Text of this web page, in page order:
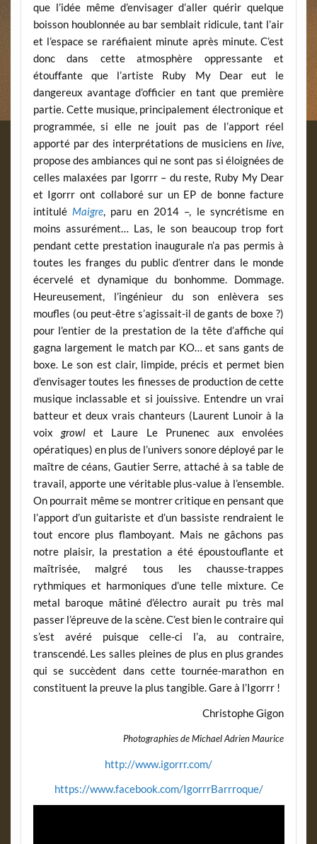
que l’idée même d’envisager d’aller quérir quelque
boisson houblonnée au bar semblait ridicule, tant l’air
et l’espace se raréfiaient minute après minute. C’est
donc dans cette atmosphère oppressante et
étouffante que l’artiste Ruby My Dear eut le
dangereux avantage d’officier en tant que première
partie. Cette musique, principalement électronique et
programmée, si elle ne jouit pas de l’apport réel
apporté par des interprétations de musiciens enlive,
propose des ambiances qui ne sont pas si éloignées de
celles malaxées par Igorrr – du reste, Ruby My Dear
et Igorrr ont collaboré sur un EP de bonne facture
intitulé Maigre, paru en 2014 –, le syncrétisme en
moins assurément… Las, le son beaucoup trop fort
pendant cette prestation inaugurale n’a pas permis à
toutes les franges du public d’entrer dans le monde
écervelé et dynamique du bonhomme. Dommage.
Heureusement, l’ingénieur du son enlèvera ses
moufles (ou peut-être s’agissait-il de gants de boxe ?)
pour l’entier de la prestation de la tête d’affiche qui
gagna largement le match par KO… et sans gants de
boxe. Le son est clair, limpide, précis et permet bien
d’envisager toutes les finesses de production de cette
musique inclassable et si jouissive. Entendre un vrai
batteur et deux vrais chanteurs (Laurent Lunoir à la
voix growlet Laure Le Prunenec aux envolées
opératiques) en plus de l’univers sonore déployé par le
maître de céans, Gautier Serre, attaché à sa table de
travail, apporte une véritable plus-value à l’ensemble.
On pourrait même se montrer critique en pensant que
l’apport d’un guitariste et d’un bassiste rendraient le
tout encore plus flamboyant. Mais ne gâchons pas
notre plaisir, la prestation a été époustouflante et
maîtrisée, malgré tous les chausse-trappes
rythmiques et harmoniques d’une telle mixture. Ce
metal baroque mâtiné d’électro aurait pu très mal
passer l’épreuve de la scène. C’est bien le contraire qui
s’est avéré puisque celle-ci l’a, au contraire,
transcendé. Les salles pleines de plus en plus grandes
qui se succèdent dans cette tournée-marathon en
constituent la preuve la plus tangible. Gare à l’Igorrr !
Christophe Gigon
Photographies de Michael Adrien Maurice
http://www.igorrr.com/
https://www.facebook.com/IgorrrBarrroque/